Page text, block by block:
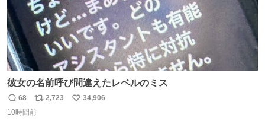
彼女の名前呼び間違えたレベルのミス
返
信
68
リ
ポ
2,723
い
34,906
10時間前